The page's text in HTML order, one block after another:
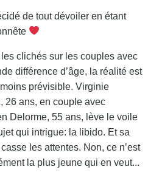
de tout dévoiler en étant
clichés sur les couples avec
différence d’âge, la réalité est
prévisible. Virginie
26 ans, en couple avec
Delorme, 55 ans, lève le voile
qui intrigue: la libido. Et sa
les attentes. Non, ce n’est
la plus jeune qui en veut...